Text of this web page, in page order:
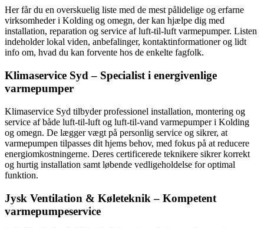
Her får du en overskuelig liste med de mest pålidelige og erfarne
virksomheder i Kolding og omegn, der kan hjælpe dig med
installation, reparation og service af luft-til-luft varmepumper. Listen
indeholder lokal viden, anbefalinger, kontaktinformationer og lidt
info om, hvad du kan forvente hos de enkelte fagfolk.
Klimaservice Syd – Specialist i energivenlige
varmepumper
Klimaservice Syd tilbyder professionel installation, montering og
service af både luft-til-luft og luft-til-vand varmepumper i Kolding
og omegn. De lægger vægt på personlig service og sikrer, at
varmepumpen tilpasses dit hjems behov, med fokus på at reducere
energiomkostningerne. Deres certificerede teknikere sikrer korrekt
og hurtig installation samt løbende vedligeholdelse for optimal
funktion.
Jysk Ventilation & Køleteknik – Kompetent
varmepumpeservice